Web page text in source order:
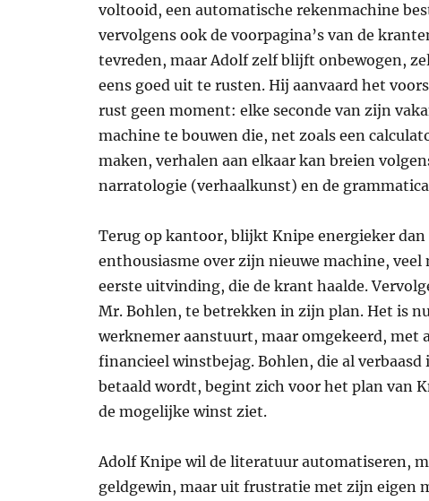
voltooid, een automatische rekenmachine
vervolgens ook de voorpagina’s van de
tevreden, maar Adolf zelf blijft onbewogen,
eens goed uit te rusten. Hij aanvaard het
rust geen moment: elke seconde van zijn
machine te bouwen die, net zoals een
maken, verhalen aan elkaar kan breien
narratologie (verhaalkunst) en de
Terug op kantoor, blijkt Knipe energieker
enthousiasme over zijn nieuwe machine, veel
eerste uitvinding, die de krant haalde.
Mr. Bohlen, te betrekken in zijn plan. Het is
werknemer aanstuurt, maar omgekeerd, met
financieel winstbejag. Bohlen, die al
betaald wordt, begint zich voor het plan van
de mogelijke winst ziet.
Adolf Knipe wil de literatuur automatiseren,
geldgewin, maar uit frustratie met zijn eigen